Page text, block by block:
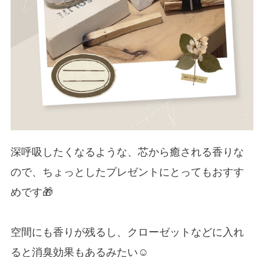
深呼吸したくなるような、芯から癒される香りな
ので、ちょっとしたプレゼントにとってもおすす
めです🎁
空間にも香りが残るし、クローゼットなどに入れ
ると消臭効果もあるみたい☺︎